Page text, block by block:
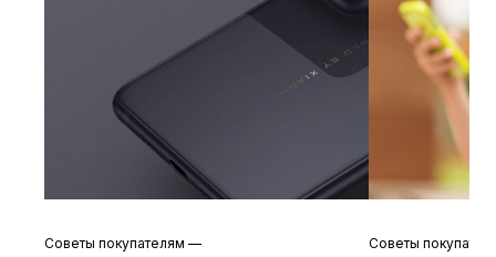
Советы покупателям —
Советы